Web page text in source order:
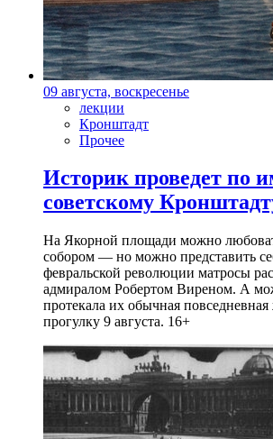
09 августа, воскресенье
лекции
Кронштадт
Прочее
Историк проведет по
советскому
На Якорной площади можно
собором — но можно представить
февральской революции матросы
адмиралом Робертом Виреном. А
протекала их обычная
прогулку 9 августа. 16+